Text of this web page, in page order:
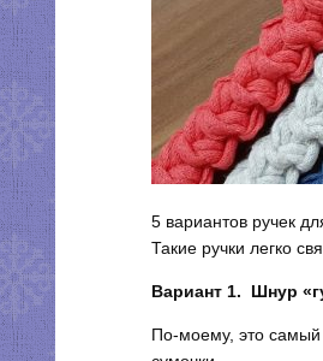
5 вариантов ручек
Такие ручки легко
Вариант 1. Шнур
По-моему, это самый